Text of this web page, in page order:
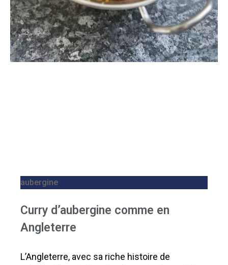
aubergine
Curry d’aubergine comme en
Angleterre
L’Angleterre, avec sa riche histoire de